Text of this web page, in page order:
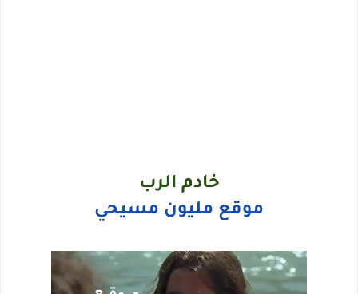
خادم الرب
موقع مليون مسيحي